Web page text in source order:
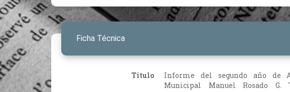
Ficha Técnica
Título
Informe del segundo año de
Municipal Manuel Rosado G.